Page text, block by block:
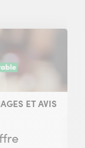
ET AVIS